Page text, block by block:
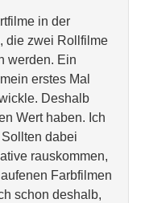
in der
die zwei Rollfilme
werden. Ein
erstes Mal
Deshalb
Wert haben. Ich
dabei
rauskommen,
Farbfilmen
schon deshalb,